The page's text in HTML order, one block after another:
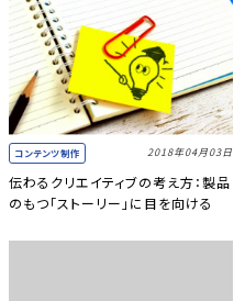
コンテンツ制作 2018年04月03日
伝わるクリエイティブの考え方：製品
のもつ「ストーリー」に目を向ける